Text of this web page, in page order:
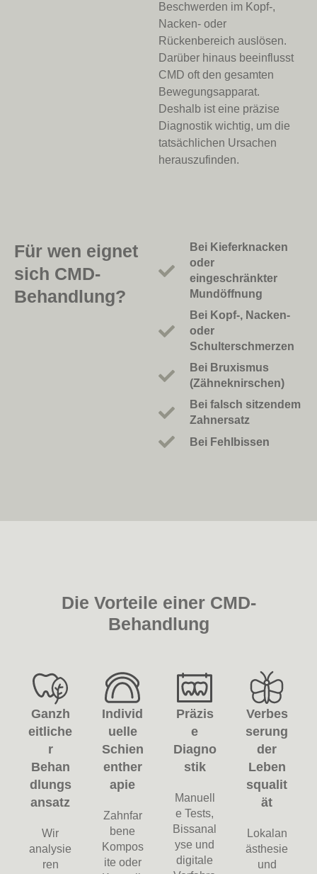
Beschwerden im Kopf-,
Nacken- oder
Rückenbereich auslösen.
Darüber hinaus beeinflusst
CMD oft den gesamten
Bewegungsapparat.
Deshalb ist eine präzise
Diagnostik wichtig, um die
tatsächlichen Ursachen
herauszufinden.
Für wen eignet
sich CMD-
Behandlung?
Bei Kieferknacken
oder
eingeschränkter
Mundöffnung
Bei Kopf-, Nacken-
oder
Schulterschmerzen
Bei Bruxismus
(Zähneknirschen)
Bei falsch sitzendem
Zahnersatz
Bei Fehlbissen
Die Vorteile einer CMD-
Behandlung